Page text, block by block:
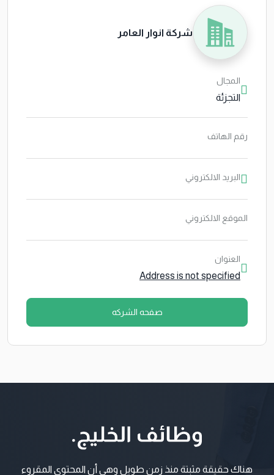
شركة انوار العامر
المجال
التجزئة
رقم الهاتف
البريد الالكتروني
الموقع الالكتروني
العنوان
Address is not specified
صفحه الشركه
هناك حقيقة مثبتة منذ زمن طويل وهي أن المحتوى المقروء